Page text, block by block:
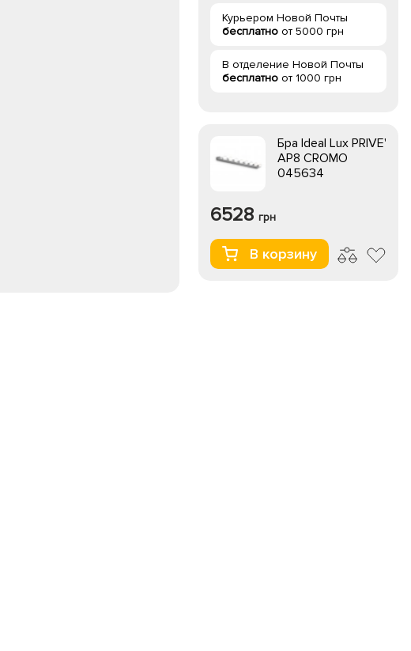
Курьером Новой Почты
бесплатно от 5000 грн
В отделение Новой Почты
бесплатно от 1000 грн
Бра Ideal Lux PRIVE'
AP8 CROMO
045634
6528 грн
В корзину